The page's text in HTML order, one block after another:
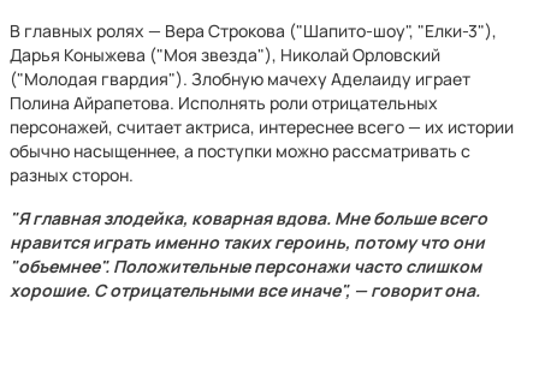
В главных ролях — Вера Строкова ("Шапито-шоу", "Елки-3"),
Дарья Коныжева ("Моя звезда"), Николай Орловский
("Молодая гвардия"). Злобную мачеху Аделаиду играет
Полина Айрапетова. Исполнять роли отрицательных
персонажей, считает актриса, интереснее всего — их истории
обычно насыщеннее, а поступки можно рассматривать с
разных сторон.
"Я главная злодейка, коварная вдова. Мне больше всего
нравится играть именно таких героинь, потому что они
"объемнее". Положительные персонажи часто слишком
хорошие. С отрицательными все иначе", — говорит она.